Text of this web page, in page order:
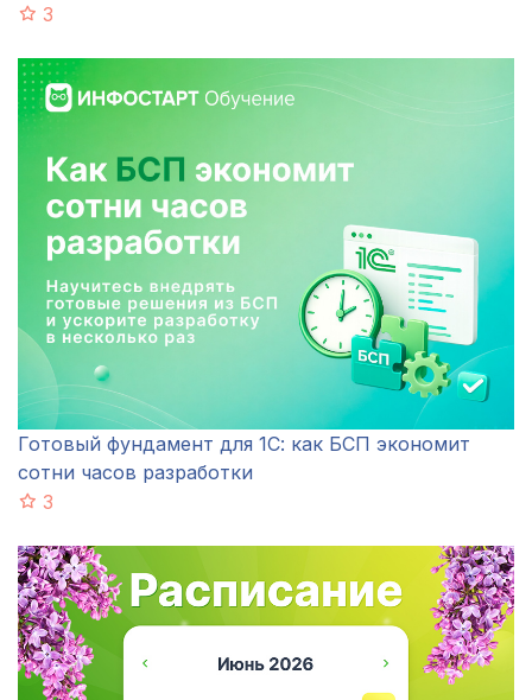
3
Готовый фундамент для 1С: как БСП экономит
сотни часов разработки
3